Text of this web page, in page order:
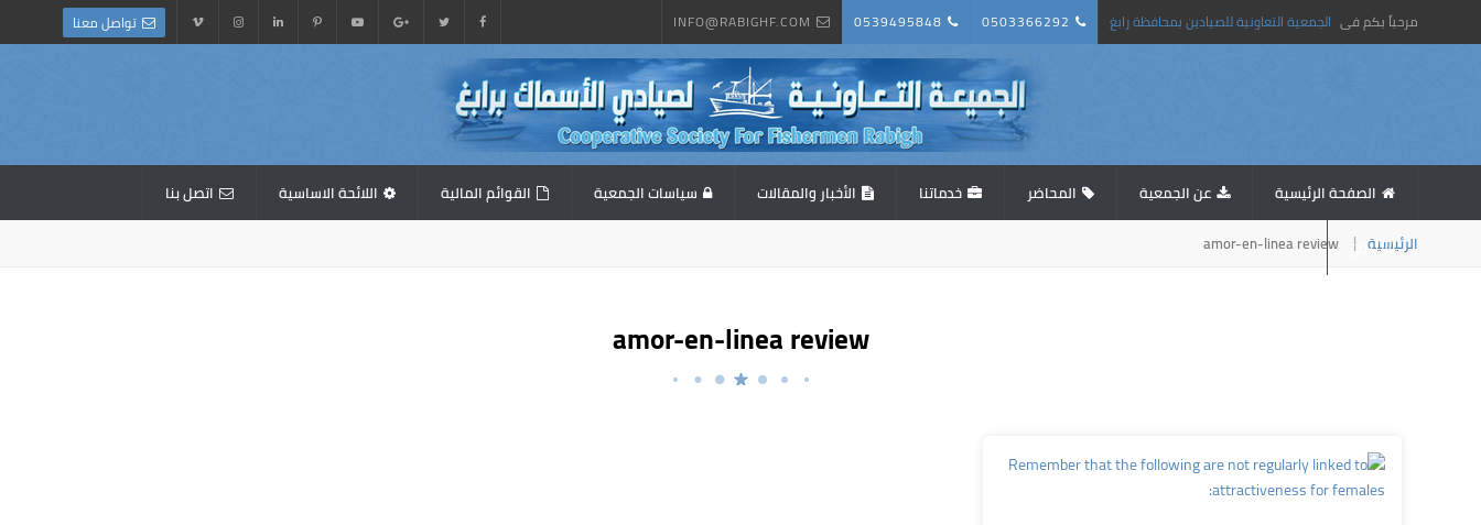
مرحباً بكم فى الجمعية التعاونية للصيادين بمحافظة رابغ 0503366292
0539495848
INFO@RABIGHF.COM تواصل معنا
الصفحة الرئيسية عن الجمعية المحاضر خدماتنا الأخبار والمقالات سياسات الجمعية القوائم المالية اللائحة الاساسية اتصل بنا
استبيان
الرئيسية amor-en-linea review
amor-en-linea review